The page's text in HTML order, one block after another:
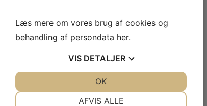
TÅRNSYSTEM 40 NATUR
Læs mere om vores brug af cookies og
behandling af persondata her.
VIS DETALJER
AFVIS ALLE
OK